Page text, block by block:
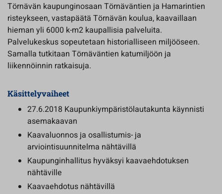
Törnävän kaupunginosaan Törnäväntien ja Hamarintien
risteykseen, vastapäätä Törnävän koulua, kaavaillaan
hieman yli 6000 k-m2 kaupallisia palveluita.
Palvelukeskus sopeutetaan historialliseen miljööseen.
Samalla tutkitaan Törnäväntien katumiljöön ja
liikennöinnin ratkaisuja.
Käsittelyvaiheet
27.6.2018 Kaupunkiympäristölautakunta käynnisti
asemakaavan
Kaavaluonnos ja osallistumis- ja
arviointisuunnitelma nähtävillä
Kaupunginhallitus hyväksyi kaavaehdotuksen
nähtäville
Kaavaehdotus nähtävillä